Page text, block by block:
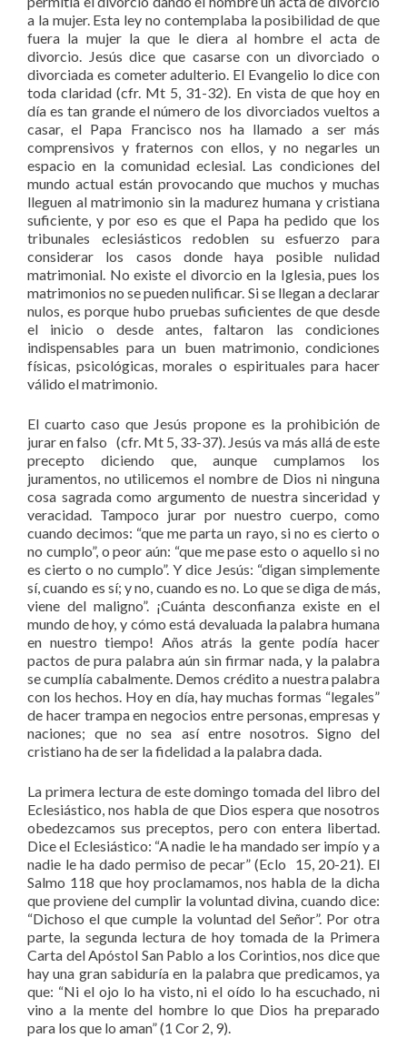
a la mujer. Esta ley no contemplaba la posibilidad de que
fuera la mujer la que le diera al hombre el acta de
divorcio. Jesús dice que casarse con un divorciado o
divorciada es cometer adulterio. El Evangelio lo dice con
toda claridad (cfr. Mt 5, 31-32). En vista de que hoy en
día es tan grande el número de los divorciados vueltos a
casar, el Papa Francisco nos ha llamado a ser más
comprensivos y fraternos con ellos, y no negarles un
espacio en la comunidad eclesial. Las condiciones del
mundo actual están provocando que muchos y muchas
lleguen al matrimonio sin la madurez humana y cristiana
suficiente, y por eso es que el Papa ha pedido que los
tribunales eclesiásticos redoblen su esfuerzo para
considerar los casos donde haya posible nulidad
matrimonial. No existe el divorcio en la Iglesia, pues los
matrimonios no se pueden nulificar. Si se llegan a declarar
nulos, es porque hubo pruebas suficientes de que desde
el inicio o desde antes, faltaron las condiciones
indispensables para un buen matrimonio, condiciones
físicas, psicológicas, morales o espirituales para hacer
válido el matrimonio.
El cuarto caso que Jesús propone es la prohibición de
jurar en falso (cfr. Mt 5, 33-37). Jesús va más allá de este
precepto diciendo que, aunque cumplamos los
juramentos, no utilicemos el nombre de Dios ni ninguna
cosa sagrada como argumento de nuestra sinceridad y
veracidad. Tampoco jurar por nuestro cuerpo, como
cuando decimos: “que me parta un rayo, si no es cierto o
no cumplo”, o peor aún: “que me pase esto o aquello si no
es cierto o no cumplo”. Y dice Jesús: “digan simplemente
sí, cuando es sí; y no, cuando es no. Lo que se diga de más,
viene del maligno”. ¡Cuánta desconfianza existe en el
mundo de hoy, y cómo está devaluada la palabra humana
en nuestro tiempo! Años atrás la gente podía hacer
pactos de pura palabra aún sin firmar nada, y la palabra
se cumplía cabalmente. Demos crédito a nuestra palabra
con los hechos. Hoy en día, hay muchas formas “legales”
de hacer trampa en negocios entre personas, empresas y
naciones; que no sea así entre nosotros. Signo del
cristiano ha de ser la fidelidad a la palabra dada.
La primera lectura de este domingo tomada del libro del
Eclesiástico, nos habla de que Dios espera que nosotros
obedezcamos sus preceptos, pero con entera libertad.
Dice el Eclesiástico: “A nadie le ha mandado ser impío y a
nadie le ha dado permiso de pecar” (Eclo 15, 20-21). El
Salmo 118 que hoy proclamamos, nos habla de la dicha
que proviene del cumplir la voluntad divina, cuando dice:
“Dichoso el que cumple la voluntad del Señor”. Por otra
parte, la segunda lectura de hoy tomada de la Primera
Carta del Apóstol San Pablo a los Corintios, nos dice que
hay una gran sabiduría en la palabra que predicamos, ya
que: “Ni el ojo lo ha visto, ni el oído lo ha escuchado, ni
vino a la mente del hombre lo que Dios ha preparado
para los que lo aman” (1 Cor 2, 9).